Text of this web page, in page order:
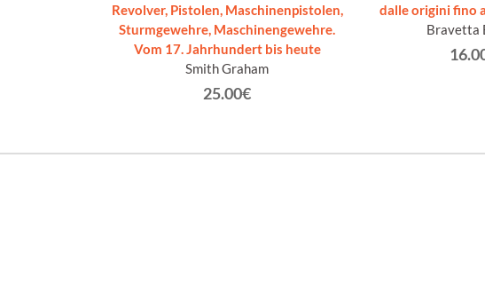
Revolver, Pistolen, Maschinenpistolen,
Sturmgewehre, Maschinengewehre.
Vom 17. Jahrhundert bis heute
Smith Graham
25.00€
dalle origini fino
Bravetta